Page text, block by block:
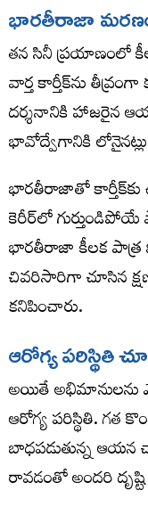
భారతీరాజా
తన సినీ ప్రయాణంలో
వార్త కార్తీక్‌ను
దర్శనానికి హాజరైన
భావోద్వేగానికి లోనైనట్లు
భారతీరాజాతో కార్తీక్‌కు
కెరీర్‌లో
భారతీరాజా కీలక పాత్ర
చివరిసారిగా చూసిన
కనిపించారు.
ఆరోగ్య పరిస్థితి
అయితే అభిమానులను
ఆరోగ్య పరిస్థితి. గత
బాధపడుతున్న ఆయన
రావడంతో అందరి